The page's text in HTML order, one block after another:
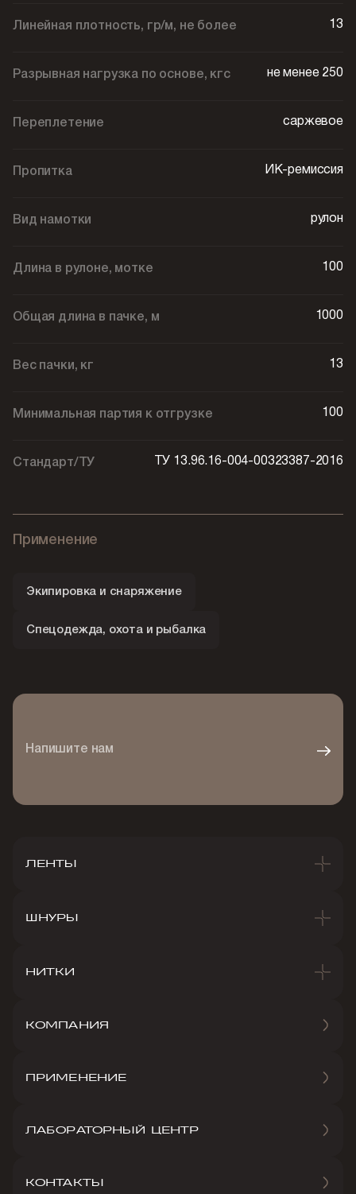
Линейная плотность, гр/м, не более 13
Разрывная нагрузка по основе, кгс не менее 250
Переплетение саржевое
Пропитка ИК-ремиссия
Вид намотки рулон
Длина в рулоне, мотке 100
Общая длина в пачке, м 1000
Вес пачки, кг 13
Минимальная партия к отгрузке 100
Стандарт/ТУ ТУ 13.96.16-004-00323387-2016
Применение
Экипировка и снаряжение
Спецодежда, охота и рыбалка
Напишите нам
КОМПАНИЯ
ПРИМЕНЕНИЕ
ЛАБОРАТОРНЫЙ ЦЕНТР
КОНТАКТЫ
ЛЕНТЫ
ШНУРЫ
НИТКИ